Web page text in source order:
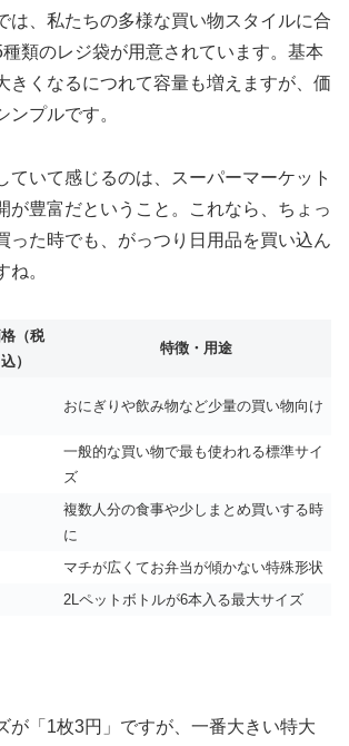
は、私たちの多様な買い物スタイルに合
類のレジ袋が用意されています。基本
きくなるにつれて容量も増えますが、価
ンプルです。
ていて感じるのは、スーパーマーケット
が豊富だということ。これなら、ちょっ
った時でも、がっつり日用品を買い込ん
ね。
（税
込）
特徴・用途
おにぎりや飲み物など少量の買い物向け
一般的な買い物で最も使われる標準サイ
ズ
複数人分の食事や少しまとめ買いする時
に
マチが広くてお弁当が傾かない特殊形状
2Lペットボトルが6本入る最大サイズ
が「1枚3円」ですが、一番大きい特大